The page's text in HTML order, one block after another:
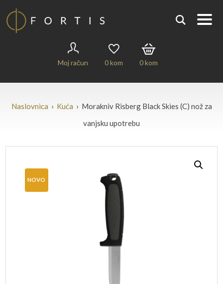
Moj račun 0kom 0kom
Naslovnica › Kuća › Morakniv Risberg Black Skies (C) nož za
vanjsku upotrebu
NOVO